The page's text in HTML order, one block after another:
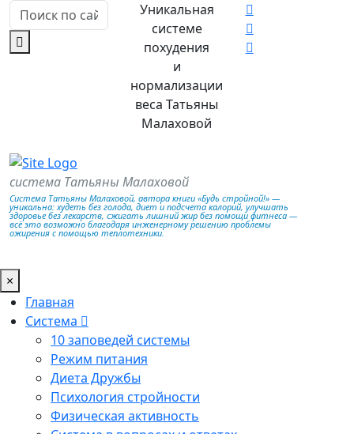
Уникальная
системе
похудения
и
нормализации
веса Татьяны
Малаховой
система Татьяны Малаховой
Система Татьяны Малаховой, автора книги «Будь стройной!» —
уникальна: худеть без голода, диет и подсчета калорий, улучшать
здоровье без лекарств, сжигать лишний жир без помощи фитнеса —
всё это возможно благодаря инженерному решению проблемы
ожирения с помощью теплотехники.
×
Главная
Система
10 заповедей системы
Режим питания
Диета Дружбы
Психология стройности
Физическая активность